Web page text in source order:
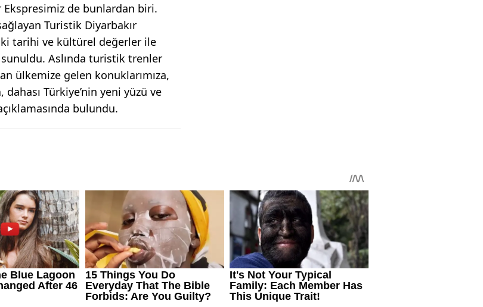
de bunlardan biri.
Turistik Diyarbakır
tarihi ve kültürel değerler ile
sunuldu. Aslında turistik trenler
ülkemize gelen konuklarımıza,
Türkiye’nin yeni yüzü ve
bulundu.